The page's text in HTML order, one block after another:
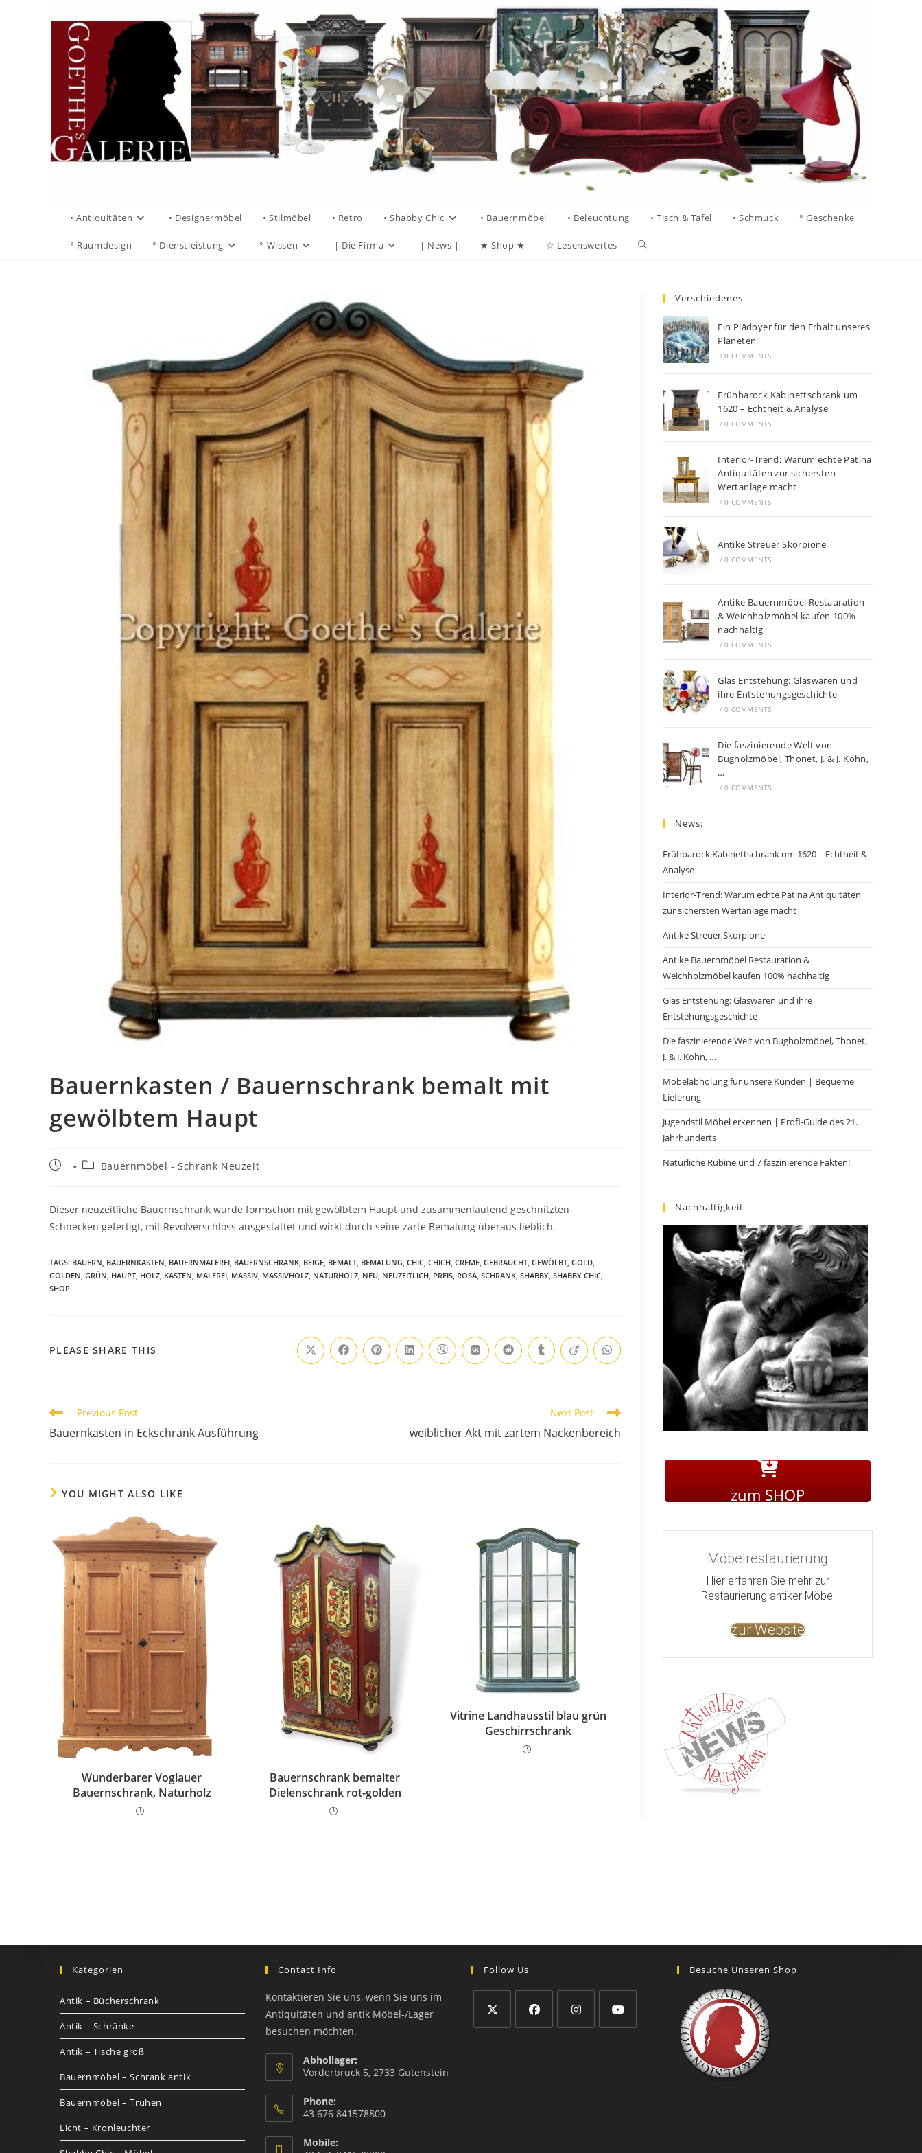
• Antiquitäten • Designermöbel • Stilmöbel • Retro • Shabby Chic • Bauernmöbel • Beleuchtung • Tisch & Tafel • Schmuck ° Geschenke
° Raumdesign ° Dienstleistung ° Wissen | Die Firma | News | ★ Shop ★ ☆ Lesenswertes
Bauernkasten / Bauernschrank bemalt mit
gewölbtem Haupt
Bauernmöbel - Schrank Neuzeit
Dieser neuzeitliche Bauernschrank wurde formschön mit gewölbtem Haupt und zusammenlaufend geschnitzten
Schnecken gefertigt, mit Revolverschloss ausgestattet und wirkt durch seine zarte Bemalung überaus lieblich.
TAGS: BAUERN BAUERNKASTEN BAUERNMALEREI BAUERNSCHRANK BEIGE BEMALT BEMALUNG CHIC CHICH CREME GEBRAUCHT GEWÖLBT GOLD
GOLDEN GRÜN HAUPT HOLZ KASTEN MALEREI MASSIV MASSIVHOLZ NATURHOLZ NEU NEUZEITLICH PREIS ROSA SCHRANK SHABBY SHABBY CHIC
SHOP
PLEASE SHARE THIS
Previous Post
Bauernkasten in Eckschrank Ausführung
Next Post
weiblicher Akt mit zartem Nackenbereich
YOU MIGHT ALSO LIKE
Wunderbarer Voglauer
Bauernschrank, Naturholz
Bauernschrank bemalter
Dielenschrank rot-golden
Vitrine Landhausstil blau grün
Geschirrschrank
Verschiedenes
Ein Plädoyer für den Erhalt unseres
Planeten
/ 0 COMMENTS
Frühbarock Kabinettschrank um
1620 – Echtheit & Analyse
/ 0 COMMENTS
Interior-Trend: Warum echte Patina
Antiquitäten zur sichersten
Wertanlage macht
/ 0 COMMENTS
Antike Streuer Skorpione
/ 0 COMMENTS
Antike Bauernmöbel Restauration
& Weichholzmöbel kaufen 100%
nachhaltig
/ 0 COMMENTS
Glas Entstehung: Glaswaren und
ihre Entstehungsgeschichte
/ 0 COMMENTS
Die faszinierende Welt von
Bugholzmöbel, Thonet, J. & J. Kohn,
…
/ 0 COMMENTS
News:
Frühbarock Kabinettschrank um 1620 – Echtheit &
Analyse
Interior-Trend: Warum echte Patina Antiquitäten
zur sichersten Wertanlage macht
Antike Streuer Skorpione
Antike Bauernmöbel Restauration &
Weichholzmöbel kaufen 100% nachhaltig
Glas Entstehung: Glaswaren und ihre
Entstehungsgeschichte
Die faszinierende Welt von Bugholzmöbel, Thonet,
J. & J. Kohn, …
Möbelabholung für unsere Kunden | Bequeme
Lieferung
Jugendstil Möbel erkennen | Profi-Guide des 21.
Jahrhunderts
Natürliche Rubine und 7 faszinierende Fakten!
Nachhaltigkeit
zum SHOP
Möbelrestaurierung
Hier erfahren Sie mehr zur
Restaurierung antiker Möbel
zur Website
Kategorien
Antik – Bücherschrank
Antik – Schränke
Antik – Tische groß
Bauernmöbel – Schrank antik
Bauernmöbel – Truhen
Licht – Kronleuchter
Contact Info
Kontaktieren Sie uns, wenn Sie uns im
Antiquitäten und antik Möbel-/Lager
besuchen möchten.
Abhollager:
Vorderbruck 5, 2733 Gutenstein
Phone:
43 676 841578800
Mobile:
Follow Us Besuche Unseren Shop